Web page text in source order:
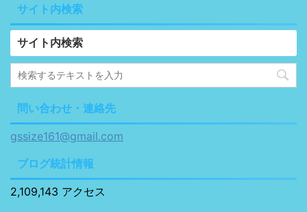
サイト内検索
サイト内検索
問い合わせ・連絡先
gssize161@gmail.com
ブログ統計情報
2,109,143 アクセス